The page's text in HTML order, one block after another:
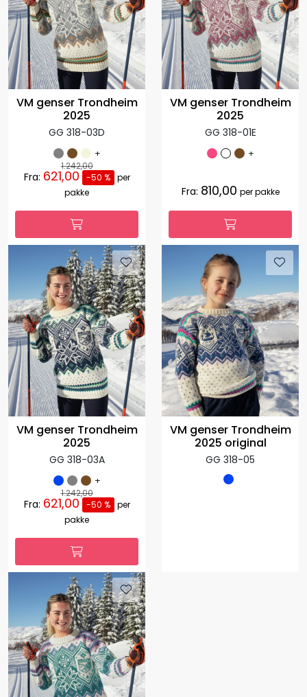
VM genser Trondheim
2025
GG 318-03D
+
1.242,00
Fra: 621,00 -50 %
per
pakke
VM genser Trondheim
2025
GG 318-01E
+
Fra: 810,00 per pakke
VM genser Trondheim
2025
GG 318-03A
+
1.242,00
Fra: 621,00 -50 %
per
pakke
VM genser Trondheim
2025 original
GG 318-05